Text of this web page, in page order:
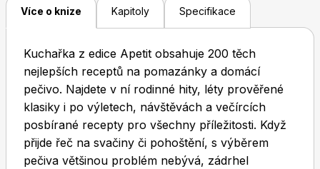
Burda Best of
Burda Kids
Více o knize Kapitoly Specifikace
Kuchařka z edice Apetit obsahuje 200 těch
nejlepších receptů na pomazánky a domácí
pečivo. Najdete v ní rodinné hity, léty prověřené
klasiky i po výletech, návštěvách a večírcích
posbírané recepty pro všechny příležitosti. Když
přijde řeč na svačiny či pohoštění, s výběrem
pečiva většinou problém nebývá, zádrhel